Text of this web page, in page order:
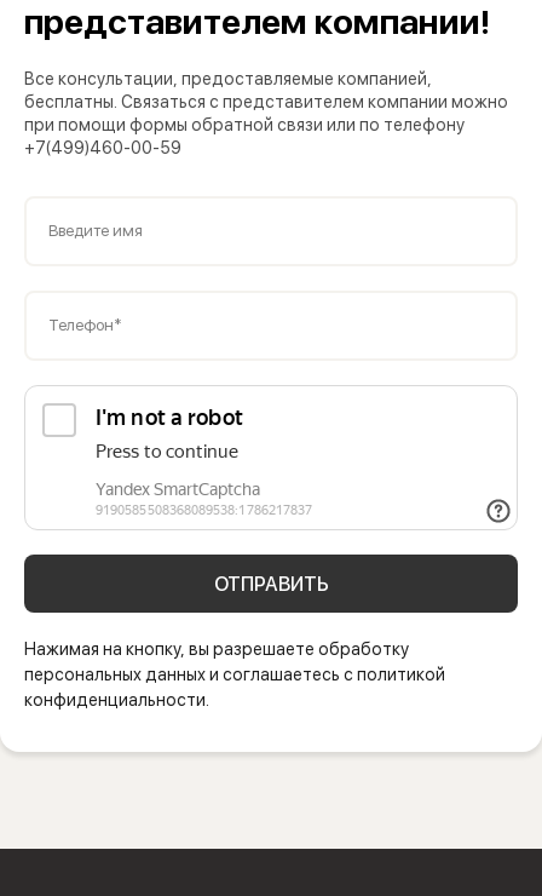
представителем компании!
Все консультации, предоставляемые компанией,
бесплатны. Связаться с представителем компании можно
при помощи формы обратной связи или по телефону
+7(499)460-00-59
Введите имя
Телефон*
ОТПРАВИТЬ
Нажимая на кнопку, вы разрешаете обработку
персональных данных и соглашаетесь с политикой
конфиденциальности.